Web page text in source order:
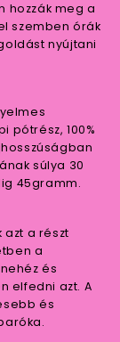
hozzák meg a
szemben órák
nyújtani
pótrész, 100%
súlya 30
45gramm.
azt a részt
a
és
elfedni azt. A
és